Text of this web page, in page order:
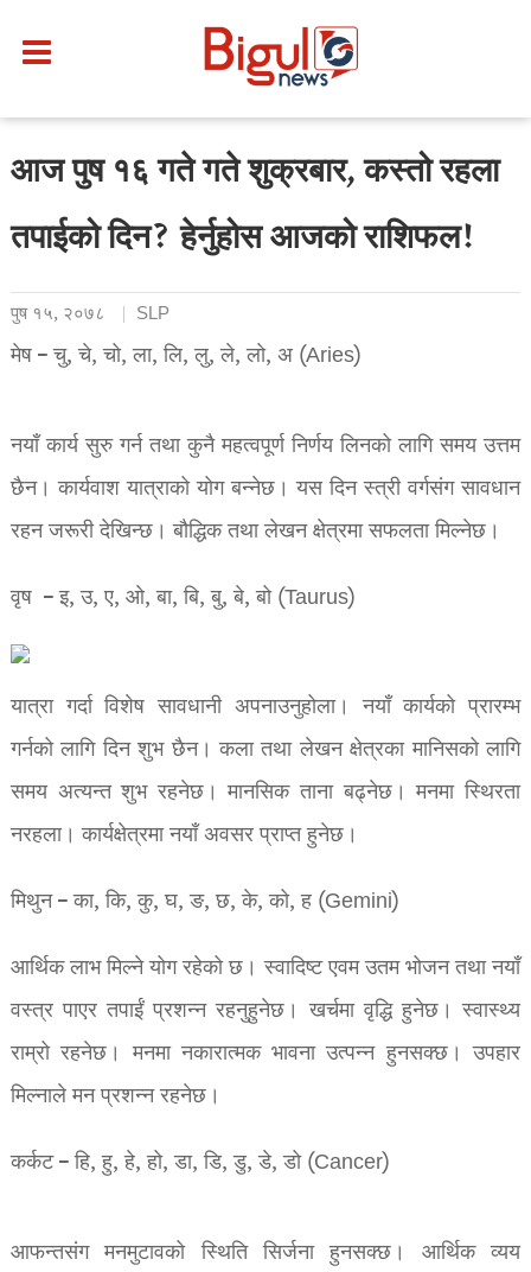
आज पुष १६ गते गते शुक्रबार, कस्तो रहला
तपाईको दिन? हेर्नुहोस आजको राशिफल!
पुष १५, २०७८ SLP
मेष – चु, चे, चो, ला, लि, लु, ले, लो, अ (Aries)
नयाँ कार्य सुरु गर्न तथा कुनै महत्वपूर्ण निर्णय लिनको लागि समय उत्तम
छैन। कार्यवाश यात्राको योग बन्नेछ। यस दिन स्त्री वर्गसंग सावधान
रहन जरूरी देखिन्छ। बौद्धिक तथा लेखन क्षेत्रमा सफलता मिल्नेछ।
वृष – इ, उ, ए, ओ, बा, बि, बु, बे, बो (Taurus)
यात्रा गर्दा विशेष सावधानी अपनाउनुहोला। नयाँ कार्यको प्रारम्भ
गर्नको लागि दिन शुभ छैन। कला तथा लेखन क्षेत्रका मानिसको लागि
समय अत्यन्त शुभ रहनेछ। मानसिक ताना बढ्नेछ। मनमा स्थिरता
नरहला। कार्यक्षेत्रमा नयाँ अवसर प्राप्त हुनेछ।
मिथुन – का, कि, कु, घ, ङ, छ, के, को, ह (Gemini)
आर्थिक लाभ मिल्ने योग रहेको छ। स्वादिष्ट एवम उतम भोजन तथा नयाँ
वस्त्र पाएर तपाईं प्रशन्न रहनुहुनेछ। खर्चमा वृद्धि हुनेछ। स्वास्थ्य
राम्रो रहनेछ। मनमा नकारात्मक भावना उत्पन्न हुनसक्छ। उपहार
मिल्नाले मन प्रशन्न रहनेछ।
कर्कट – हि, हु, हे, हो, डा, डि, डु, डे, डो (Cancer)
आफन्तसंग मनमुटावको स्थिति सिर्जना हुनसक्छ। आर्थिक व्यय